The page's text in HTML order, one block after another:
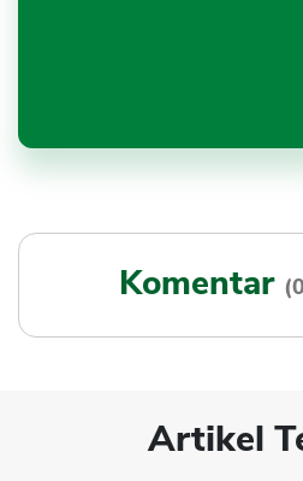
Komentar
Artikel